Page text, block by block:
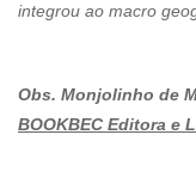
integrou ao macro
Obs. Monjolinho de
BOOKBEC Editora e